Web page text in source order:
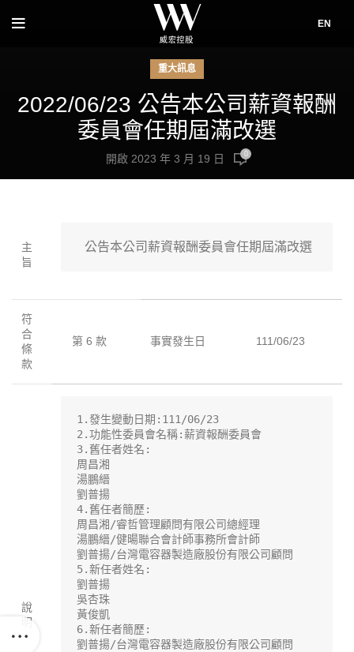
EN
重大訊息
2022/06/23 公告本公司薪資報酬
委員會任期屆滿改選
開啟 2023 年 3 月 19 日 0
主
旨
公告本公司薪資報酬委員會任期屆滿改選
符
合
條
款
第 6 款 事實發生日 111/06/23
說
明
1.發生變動日期:111/06/23
2.功能性委員會名稱:薪資報酬委員會
3.舊任者姓名:
周昌湘
湯鵬縉
劉普揚
4.舊任者簡歷:
周昌湘/睿哲管理顧問有限公司總經理
湯鵬縉/健暘聯合會計師事務所會計師
劉普揚/台灣電容器製造廠股份有限公司顧問
5.新任者姓名:
劉普揚
吳杏珠
黃俊凱
6.新任者簡歷:
劉普揚/台灣電容器製造廠股份有限公司顧問